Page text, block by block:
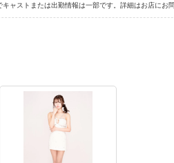
ャストまたは出勤情報は一部です。詳細はお店にお